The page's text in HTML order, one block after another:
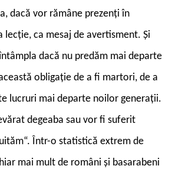
dacă vor rămâne prezenţi în
lecţie, ca mesaj de avertisment. Şi
dacă nu predăm mai departe
obligaţie de a fi martori, de a
lucruri mai departe noilor generaţii.
degeaba sau vor fi suferit
Într-o statistică extrem de
mai mult de români și basarabeni